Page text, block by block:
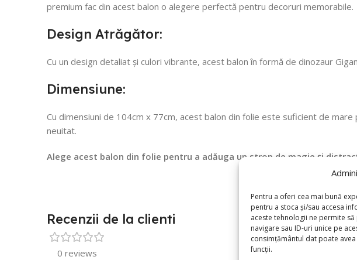
Pentru a oferi cea mai bună
pentru a stoca și/sau accesa
aceste tehnologii ne permite
navigare sau ID-uri unice pe
consimțământul dat poate
funcții.
premium fac din acest balon o alegere perfectă pentru decoruri memorabile.
Design Atrăgător:
Cu un design detaliat și culori vibrante, acest balon în formă de dinozaur
Dimensiune:
Cu dimensiuni de 104cm x 77cm, acest balon din folie este suficient de
neuitat.
Alege acest balon din folie pentru a adăuga un strop de magie și
Recenzii de la clienti
0 reviews